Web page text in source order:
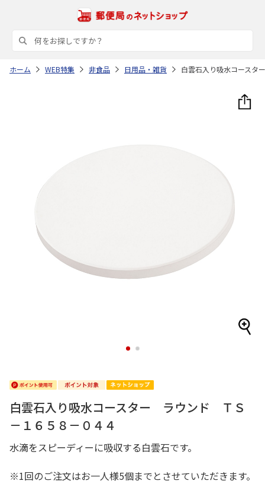
ホーム WEB特集 非食品 日用品・雑貨 白雲石入り吸水コース
1 2
白雲石入り吸水コースター ラウンド ＴＳ
－１６５８－０４４
水滴をスピーディーに吸収する白雲石です。
※1回のご注文はお一人様5個までとさせていただきます。